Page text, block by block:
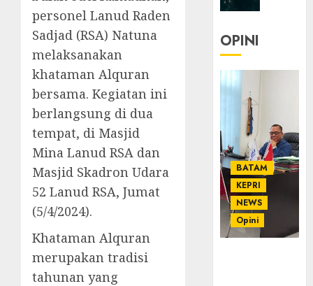
personel Lanud Raden
Sadjad (RSA) Natuna
melaksanakan
khataman Alquran
bersama. Kegiatan ini
berlangsung di dua
tempat, di Masjid
Mina Lanud RSA dan
Masjid Skadron Udara
52 Lanud RSA, Jumat
(5/4/2024).
Khataman Alquran
merupakan tradisi
tahunan yang
OPINI
BATAM
KEPRI
NEWS
Opini